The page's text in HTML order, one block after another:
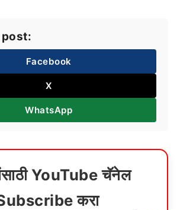
post:
Facebook
X
WhatsApp
YouTube चॅनेल
करा